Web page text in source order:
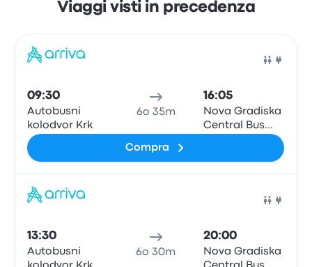
Viaggi visti in precedenza
09:30
Autobusni
kolodvor Krk
6o 35m
16:05
Nova Gradiska
Central Bus
Compra
13:30
Autobusni
6o 30m
20:00
Nova Gradiska